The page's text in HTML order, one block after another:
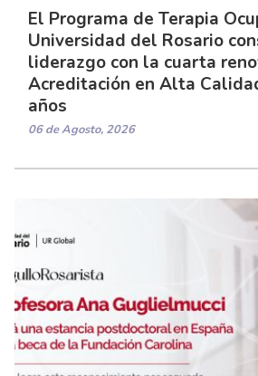
El Programa de Terapia
Universidad del Rosario
liderazgo con la cuarta
Acreditación en Alta
años
06 de Agosto, 2026